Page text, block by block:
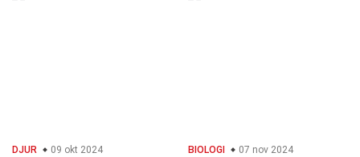
DJUR 09 okt 2024 BIOLOGI 07 nov 2024